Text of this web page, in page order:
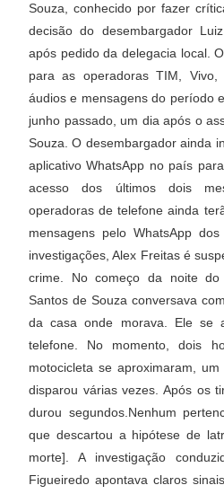
Souza, conhecido por fazer
decisão do desembargador
após pedido da delegacia local.
para as operadoras TIM,
áudios e mensagens do período
junho passado, um dia após o
Souza. O desembargador ainda
aplicativo WhatsApp no país
acesso dos últimos dois
operadoras de telefone ainda
mensagens pelo WhatsApp
investigações, Alex Freitas é
crime. No começo da noite
Santos de Souza conversava
da casa onde morava. Ele se
telefone. No momento, dois
motocicleta se aproximaram,
disparou várias vezes. Após os
durou segundos.Nenhum
que descartou a hipótese de
morte]. A investigação
Figueiredo apontava claros